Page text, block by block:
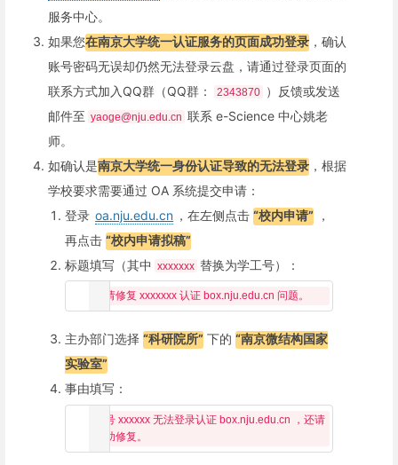
服务中心。
如果您在南京大学统一认证服务的页面成功登录 ，确认
账号密码无误却仍然无法登录云盘，请通过登录页面的
联系方式加入QQ群（QQ群：
2343870
）反馈或发送
邮件至 yaoge@nju.edu.cn 联系 e-Science 中心姚老
师。
如确认是南京大学统一身份认证导致的无法登录 ，根据
学校要求需要通过 OA 系统提交申请：
登录 oa.nju.edu.cn ，在左侧点击“校内申请” ，
再点击“校内申请拟稿”
标题填写（其中
xxxxxxx 替换为学工号）：
主办部门选择“科研院所” 下的“南京微结构国家
实验室”
事由填写：
账号 xxxxxx 无法登录认证 box.nju.edu.cn ，还请